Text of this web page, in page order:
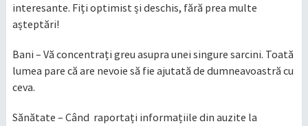
interesante. Fiți optimist și deschis, fără prea multe
așteptări!
Bani – Vă concentrați greu asupra unei singure sarcini. Toată
lumea pare că are nevoie să fie ajutată de dumneavoastră cu
ceva.
Sănătate – Când raportați informațiile din auzite la